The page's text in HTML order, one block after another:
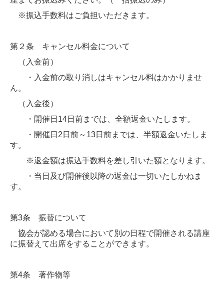
ニュース一覧
スタッフ紹介
お問い合わせ
※振込手数料はご負担いただきます。
第２ 条 キャンセル料金について
（入金前）
・入金前の取り消しはキャンセル料はかかりませ
ん。
（入金後）
・開催日14日前までは、全額返金いたします。
・開催日2日前～13日前までは、半額返金いたしま
す。
※返金額は振込手数料を差し引いた額となります。
・当日及び開催後以降の返金は一切いたしかねま
す。
第3条 振替について
協会が認める場合において別の日程で開催される講座
に振替えて出席をすることができます。
第4条 著作物等